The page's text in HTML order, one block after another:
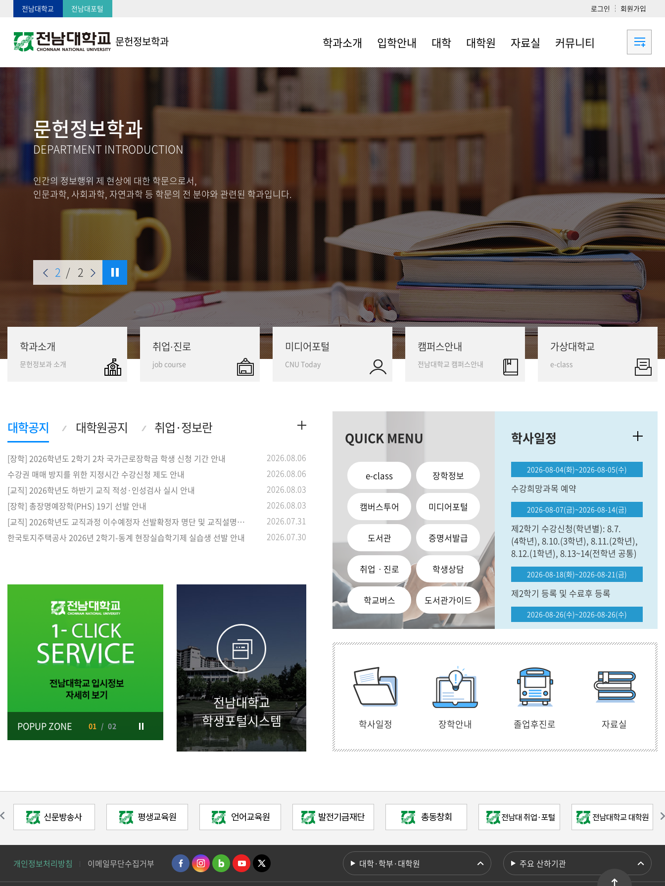
전남대학교 전남대포털 로그인 회원가입
문헌정보학과 학과소개
학과연혁
교수소개
졸업 후 진로
찾아오시는길
입학안내 대학
졸업제도
대학공지
대학원
문헌정보학전공
(일반대학원)
(일반대학원)
대학원 취업현황
자료실
서식자료
커뮤니티
취업·정보란
2 / 2
문헌정보학과
DEPARTMENT INTRODUCTION
인간의 정보행위 제 현상에 대한 학문으로서,
인문과학, 사회과학, 자연과학 등 학문의 전 분야와 관련된 학과입니다.
학과소개
문헌정보과 소개
취업∙진로
job course
미디어포털
CNU Today
캠퍼스안내
전남대학교 캠퍼스안내
가상대학교
e-class
[장학] 2026학년도 2학기 2차 국가근로장학금 학생 신청 기간 안내
2026.08.06
수강권 매매 방지를 위한 지정시간 수강신청 제도 안내
2026.08.06
[교직] 2026학년도 하반기 교직 적성·인성검사 실시 안내
2026.08.03
[장학] 총장명예장학(PHS) 19기 선발 안내
2026.08.03
[교직] 2026학년도 교직과정 이수예정자 선발확정자 명단 및 교직설명회 안내
2026.07.31
한국토지주택공사 2026년 2학기-동계 현장실습학기제 실습생 선발 안내
2026.07.30
QUICK MENU
e-class 장학정보
캠버스투어 미디어포털
도서관 증명서발급
취업ㆍ진로 학생상담
학교버스 도서관가이드
학사일정
2026-08-04(화)~2026-08-05(수)
수강희망과목 예약
2026-08-07(금)~2026-08-14(금)
제2학기 수강신청(학년별): 8.7.
(4학년), 8.10.(3학년), 8.11.(2학년),
8.12.(1학년), 8.13~14(전학년 공통)
2026-08-18(화)~2026-08-21(금)
제2학기 등록 및 수료후 등록
2026-08-26(수)~2026-08-26(수)
제74회 후기('26년 8월) 학위수여식
POPUP ZONE 01 / 02
전남대학교
학생포털시스템
학사일정 장학안내 졸업후진로 자료실
개인정보처리방침 이메일무단수집거부 대학·학부·대학원 주요 산하기관